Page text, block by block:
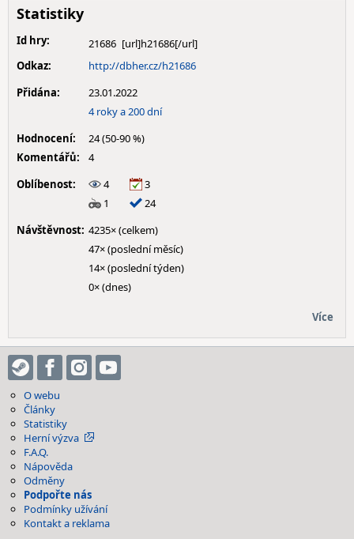
Statistiky
Id hry:
21686
Odkaz:
http://dbher.cz/h21686
Přidána:
23.01.2022
4 roky a 200 dní
Hodnocení:
24 (50-90 %)
Komentářů:
4
Oblíbenost:
4
3
1
24
Návštěvnost: 4235× (celkem)
47× (poslední měsíc)
14× (poslední týden)
0× (dnes)
Více
O webu
Články
Statistiky
Herní výzva
F.A.Q.
Nápověda
Odměny
Podpořte nás
Podmínky užívání
Kontakt a reklama